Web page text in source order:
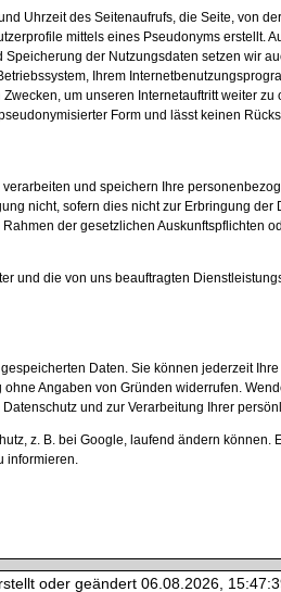
Uhrzeit des Seitenaufrufs, die Seite, von
mittels eines Pseudonyms erstellt.
der Nutzungsdaten setzen wir
Ihrem
um unseren Internetauftritt weiter
Form und lässt keinen
und speichern Ihre
nicht, sofern dies nicht zur Erbringung
der gesetzlichen Auskunftspflichten
und die von uns beauftragten
Daten. Sie können jederzeit
Angaben von Gründen widerrufen.
und zur Verarbeitung Ihrer
z. B. bei Google, laufend ändern
informieren.
oder geändert 06.08.2026,